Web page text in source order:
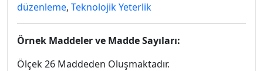
düzenleme, Teknolojik Yeterlik
Örnek Maddeler ve Madde Sayıları:
Ölçek 26 Maddeden Oluşmaktadır.